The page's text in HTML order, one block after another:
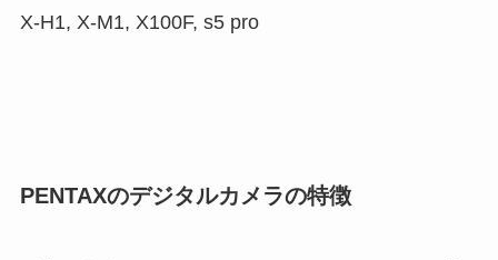
X-H1, X-M1, X100F, s5 pro
PENTAXのデジタルカメラの特徴